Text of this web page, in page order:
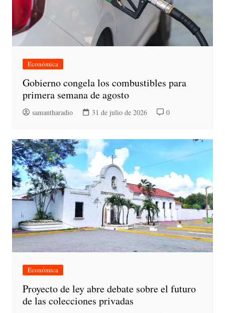
Económica
Gobierno congela los combustibles para
primera semana de agosto
samantharadio 31 de julio de 2026 0
Económica
Proyecto de ley abre debate sobre el futuro
de las colecciones privadas